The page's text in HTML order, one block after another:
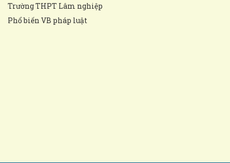
Trường THPT Lâm nghiệp
Phổ biến VB pháp luật